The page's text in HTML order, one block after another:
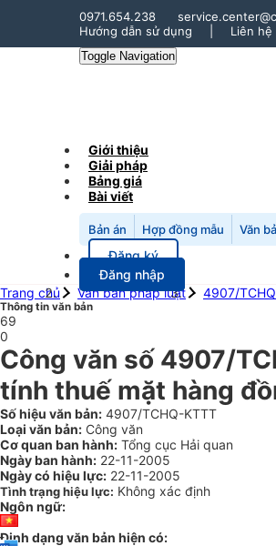
0971.654.238
Hướng dẫn sử dụng
Liên hệ
Toggle Navigation
Giới thiệu
Giải pháp
Bảng giá
Bài viết
Bản án Hợp đồng mẫu Văn
Đăng ký
Đăng nhập
Trang chủ
Văn bản pháp luật 4907/
Thông tin văn bản
69
0
Công văn số 4907/
tính thuế mặt hàng
Số hiệu văn bản: 4907/TCHQ-KTTT
Loại văn bản: Công văn
Cơ quan ban hành: Tổng cục Hải quan
Ngày ban hành: 22-11-2005
Ngày có hiệu lực: 22-11-2005
Tình trạng hiệu lực: Không xác định
Ngôn ngữ:
Định dạng văn bản hiện có: